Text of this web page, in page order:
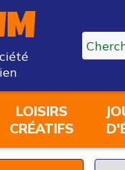
LOISIRS
CRÉATIFS